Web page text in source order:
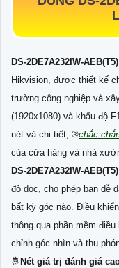
DS-2DE7A232IW-AEB(T5)
Hikvision, được thiết kế
trường công nghiệp và
(1920x1080) và khẩu độ
nét và chi tiết, ®️chắc
của cửa hàng và nhà
DS-2DE7A232IW-AEB(T5)
độ dọc, cho phép bạn dễ
bất kỳ góc nào. Điều
thông qua phần mềm
chỉnh góc nhìn và thu
🤴 Nét giá trị đánh giá